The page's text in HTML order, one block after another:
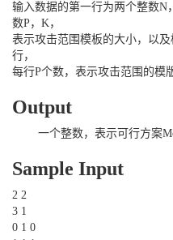
输入数据的第一行为两个整数
数P，K，
表示攻击范围模板的大小，以
行，
每行P个数，表示攻击范围的模
Output
一个整数，表示可行方案
Sample Input
2 2
3 1
0 1 0